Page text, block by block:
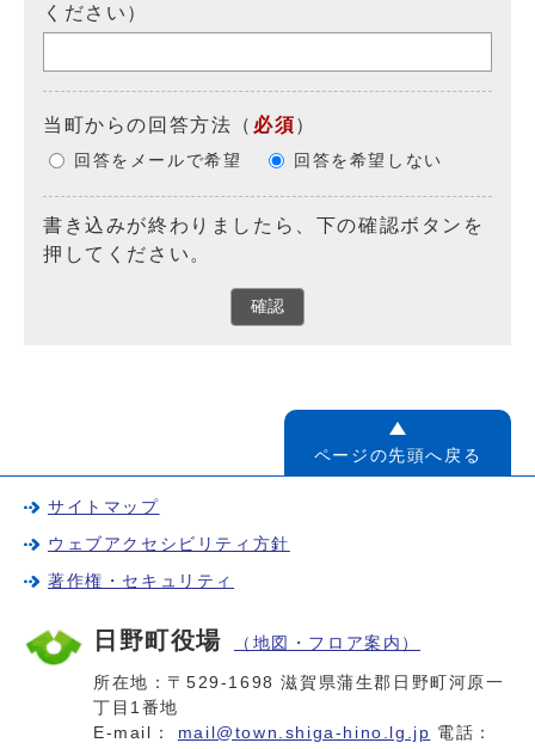
ください）
当町からの回答方法 （ 必須）
回答をメールで希望 回答を希望しない
書き込みが終わりましたら、下の確認ボタンを
押してください。
確認
ページの先頭へ戻る
サイトマップ
ウェブアクセシビリティ方針
著作権・セキュリティ
日野町役場 （地図・フロア案内）
所在地：〒529-1698 滋賀県蒲生郡日野町河原一
丁目1番地
E-mail： mail@town.shiga-hino.lg.jp 電話：